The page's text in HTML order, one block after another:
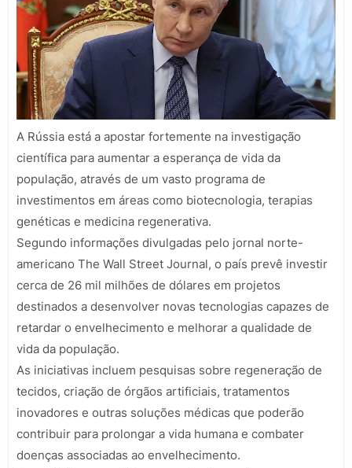
A Rússia está a apostar fortemente na investigação
científica para aumentar a esperança de vida da
população, através de um vasto programa de
investimentos em áreas como biotecnologia, terapias
genéticas e medicina regenerativa.
Segundo informações divulgadas pelo jornal norte-
americano The Wall Street Journal, o país prevê investir
cerca de 26 mil milhões de dólares em projetos
destinados a desenvolver novas tecnologias capazes de
retardar o envelhecimento e melhorar a qualidade de
vida da população.
As iniciativas incluem pesquisas sobre regeneração de
tecidos, criação de órgãos artificiais, tratamentos
inovadores e outras soluções médicas que poderão
contribuir para prolongar a vida humana e combater
doenças associadas ao envelhecimento.